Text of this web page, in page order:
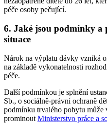
péče osoby pečující.
6. Jaké jsou podmínky a
situace
Nárok na výplatu dávky vzniká
na základě vykonatelnosti
péče.
Další podmínkou je splnění
Sb., o sociálně-právní ochraně
podmínku trvalého pobytu může
prominout Ministerstvo práce a